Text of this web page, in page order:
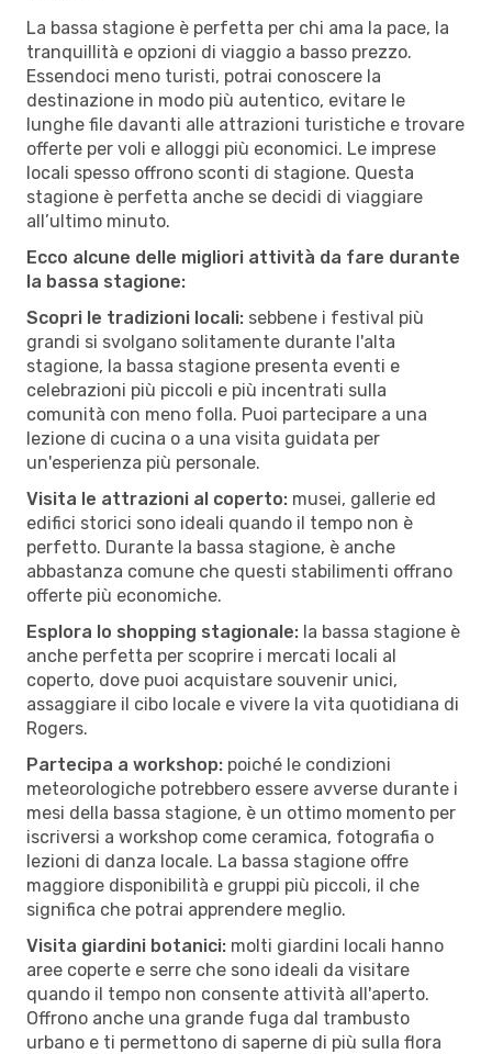
La bassa stagione è perfetta per chi ama la pace, la
tranquillità e opzioni di viaggio a basso prezzo.
Essendoci meno turisti, potrai conoscere la
destinazione in modo più autentico, evitare le
lunghe file davanti alle attrazioni turistiche e trovare
offerte per voli e alloggi più economici. Le imprese
locali spesso offrono sconti di stagione. Questa
stagione è perfetta anche se decidi di viaggiare
all’ultimo minuto.
Ecco alcune delle migliori attività da fare durante
la bassa stagione:
Scopri le tradizioni locali: sebbene i festival più
grandi si svolgano solitamente durante l'alta
stagione, la bassa stagione presenta eventi e
celebrazioni più piccoli e più incentrati sulla
comunità con meno folla. Puoi partecipare a una
lezione di cucina o a una visita guidata per
un'esperienza più personale.
Visita le attrazioni al coperto: musei, gallerie ed
edifici storici sono ideali quando il tempo non è
perfetto. Durante la bassa stagione, è anche
abbastanza comune che questi stabilimenti offrano
offerte più economiche.
Esplora lo shopping stagionale: la bassa stagione è
anche perfetta per scoprire i mercati locali al
coperto, dove puoi acquistare souvenir unici,
assaggiare il cibo locale e vivere la vita quotidiana di
Rogers.
Partecipa a workshop: poiché le condizioni
meteorologiche potrebbero essere avverse durante i
mesi della bassa stagione, è un ottimo momento per
iscriversi a workshop come ceramica, fotografia o
lezioni di danza locale. La bassa stagione offre
maggiore disponibilità e gruppi più piccoli, il che
significa che potrai apprendere meglio.
Visita giardini botanici: molti giardini locali hanno
aree coperte e serre che sono ideali da visitare
quando il tempo non consente attività all'aperto.
Offrono anche una grande fuga dal trambusto
urbano e ti permettono di saperne di più sulla flora